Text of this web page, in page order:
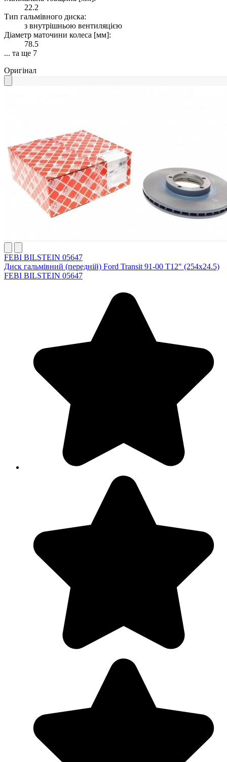
22.2
Тип гальмівного диска:
з внутрішньою вентиляцією
Діаметр маточини колеса [мм]:
78.5
... та ще 7
Оригінал
FEBI BILSTEIN 05647
Диск гальмівний (передній) Ford Transit 91-00 T12" (254x24.5)
FEBI BILSTEIN 05647